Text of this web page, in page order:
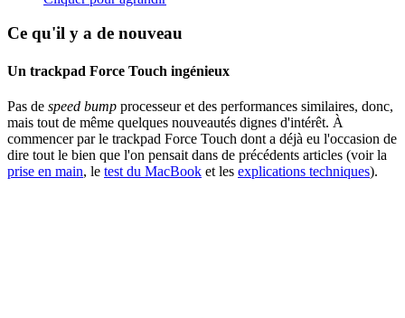
Ce qu'il y a de nouveau
Un trackpad Force Touch ingénieux
Pas de speed bump processeur et des performances similaires, donc,
mais tout de même quelques nouveautés dignes d'intérêt. À
commencer par le trackpad Force Touch dont a déjà eu l'occasion de
dire tout le bien que l'on pensait dans de précédents articles (voir la
prise en main, le test du MacBook et les explications techniques).